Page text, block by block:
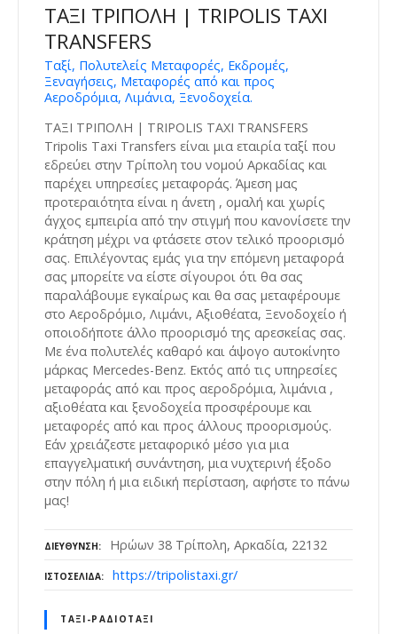
ΤΑΞΙ ΤΡΙΠΟΛΗ | TRIPOLIS TAXI
TRANSFERS
Ταξί, Πολυτελείς Μεταφορές, Εκδρομές,
Ξεναγήσεις, Μεταφορές από και προς
Αεροδρόμια, Λιμάνια, Ξενοδοχεία.
ΤΑΞΙ ΤΡΙΠΟΛΗ | TRIPOLIS TAXI TRANSFERS
Tripolis Taxi Transfers είναι μια εταιρία ταξί που
εδρεύει στην Τρίπολη του νομού Αρκαδίας και
παρέχει υπηρεσίες μεταφοράς. Άμεση μας
προτεραιότητα είναι η άνετη , ομαλή και χωρίς
άγχος εμπειρία από την στιγμή που κανονίσετε την
κράτηση μέχρι να φτάσετε στον τελικό προορισμό
σας. Επιλέγοντας εμάς για την επόμενη μεταφορά
σας μπορείτε να είστε σίγουροι ότι θα σας
παραλάβουμε εγκαίρως και θα σας μεταφέρουμε
στο Αεροδρόμιο, Λιμάνι, Αξιοθέατα, Ξενοδοχείο ή
οποιοδήποτε άλλο προορισμό της αρεσκείας σας.
Με ένα πολυτελές καθαρό και άψογο αυτοκίνητο
μάρκας Mercedes-Benz. Εκτός από τις υπηρεσίες
μεταφοράς από και προς αεροδρόμια, λιμάνια ,
αξιοθέατα και ξενοδοχεία προσφέρουμε και
μεταφορές από και προς άλλους προορισμούς.
Εάν χρειάζεστε μεταφορικό μέσο για μια
επαγγελματική συνάντηση, μια νυχτερινή έξοδο
στην πόλη ή μια ειδική περίσταση, αφήστε το πάνω
μας!
ΔΙΕΎΘΥΝΣΗ Ηρώων 38 Τρίπολη, Αρκαδία, 22132
ΙΣΤΟΣΕΛΊΔΑ https://tripolistaxi.gr/
ΤΑΞΊ-ΡΑΔΙΟΤΑΞΊ